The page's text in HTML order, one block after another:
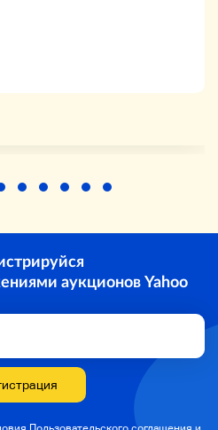
аукционов Yahoo